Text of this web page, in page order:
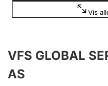
Årsrekneskap
Innsending og
Vis
VFS GLOBAL
AS